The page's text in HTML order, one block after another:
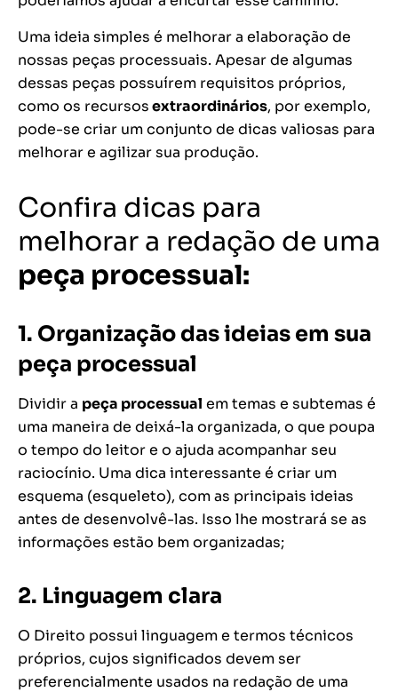
Uma ideia simples é melhorar a elaboração de
nossas peças processuais. Apesar de algumas
dessas peças possuírem requisitos próprios,
como os recursosextraordinários, por exemplo,
pode-se criar um conjunto de dicas valiosas para
melhorar e agilizar sua produção.
Confira dicas para
melhorar a redação de uma
peça processual:
1. Organização das ideias em sua
peça processual
Dividir a peça processual em temas e subtemas é
uma maneira de deixá-la organizada, o que poupa
o tempo do leitor e o ajuda acompanhar seu
raciocínio. Uma dica interessante é criar um
esquema (esqueleto), com as principais ideias
antes de desenvolvê-las. Isso lhe mostrará se as
informações estão bem organizadas;
2. Linguagem clara
O Direito possui linguagem e termos técnicos
próprios, cujos significados devem ser
preferencialmente usados na redação de uma